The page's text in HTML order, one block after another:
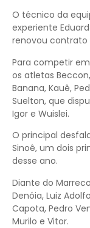
O técnico da
experiente
renovou contrato
Para competir
os atletas
Banana, Kauê,
Suelton, que
Igor e Wuislei.
O principal
Sinoê, um dois
desse ano.
Diante do
Denóia, Luiz
Capota, Pedro
Murilo e Vitor.